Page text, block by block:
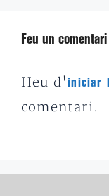
Feu un comentari
Heu d'iniciar
comentari.